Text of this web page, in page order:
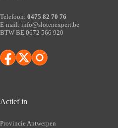
Telefoon: 0475 82 70 76
E-mail: info@slotenexpert.be
BTW BE 0672 566 920
Actief in
Provincie Antwerpen